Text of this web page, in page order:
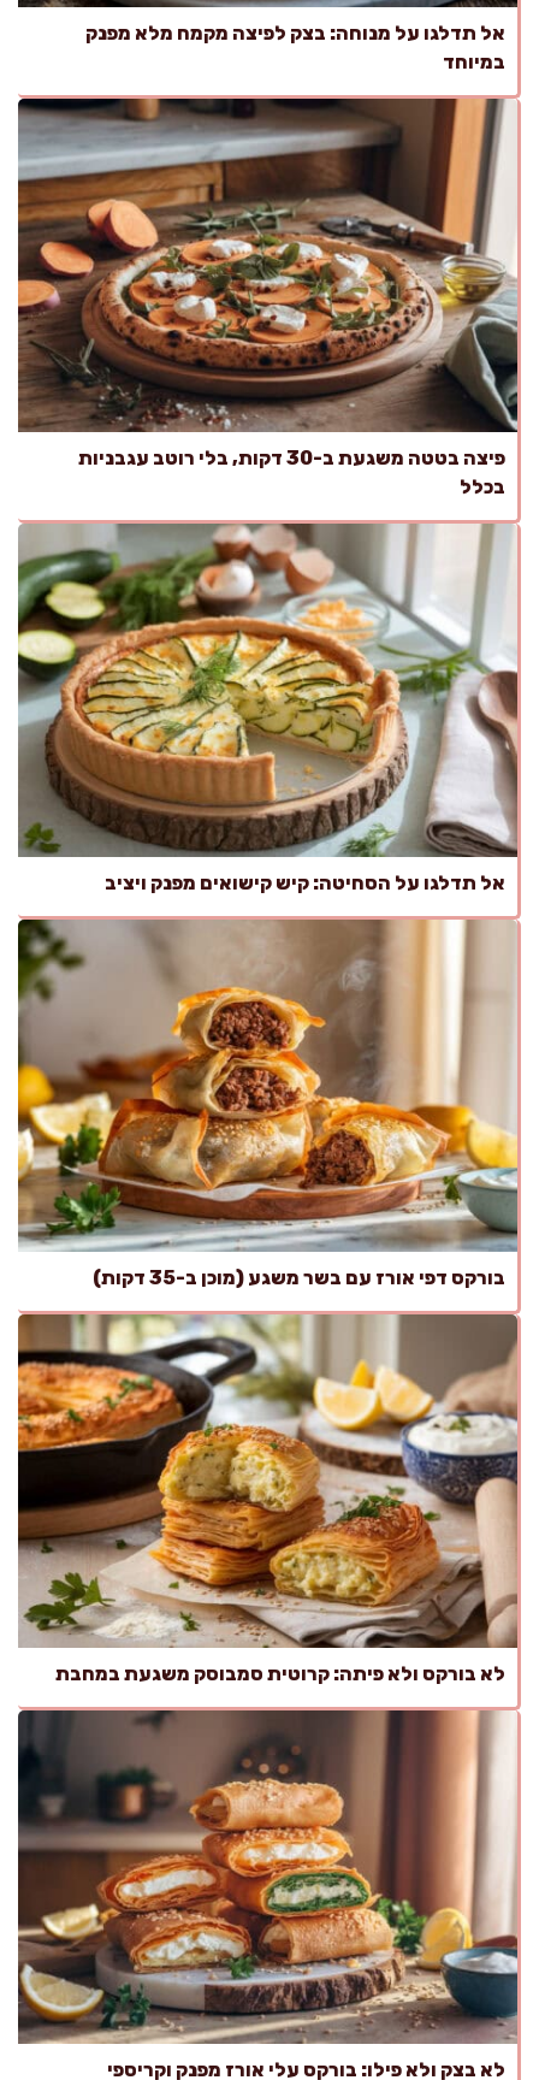
אל תדלגו על מנוחה: בצק לפיצה מקמח מלא מפנק
במיוחד
פיצה בטטה משגעת ב-30 דקות, בלי רוטב עגבניות
בכלל
אל תדלגו על הסחיטה: קיש קישואים מפנק ויציב
בורקס דפי אורז עם בשר משגע (מוכן ב-35 דקות)
לא בורקס ולא פיתה: קרוטית סמבוסק משגעת במחבת
לא בצק ולא פילו: בורקס עלי אורז מפנק וקריספי